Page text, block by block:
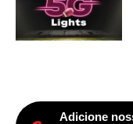
Adicione